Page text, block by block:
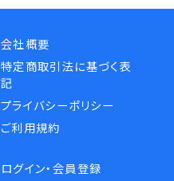
会社概要
特定商取引法に基づく表
記
プライバシーポリシー
ご利用規約
ログイン・会員登録